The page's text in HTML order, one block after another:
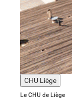
CHU Liège
Le CHU de Liège